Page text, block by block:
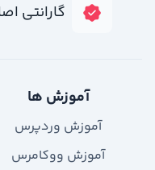
گارانتی
آموزش ها
آموزش وردپرس
آموزش ووکامرس